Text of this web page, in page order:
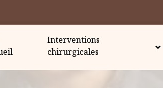
Interventions
chirurgicales